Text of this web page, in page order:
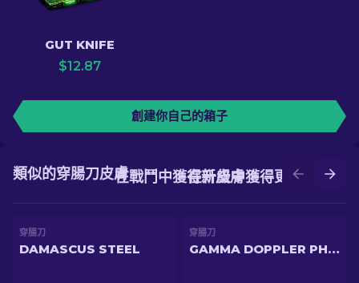
GUT KNIFE
$12.87
創建你自己的箱子
在升級中獲得更好的皮膚
在戰鬥中獲得新皮膚
類似的穿腸刀皮膚
穿腸刀
DAMASCUS STEEL
穿腸刀
GAMMA DOPPLER PHASE 1